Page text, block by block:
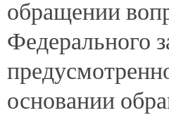
обращении
Федерального
основании